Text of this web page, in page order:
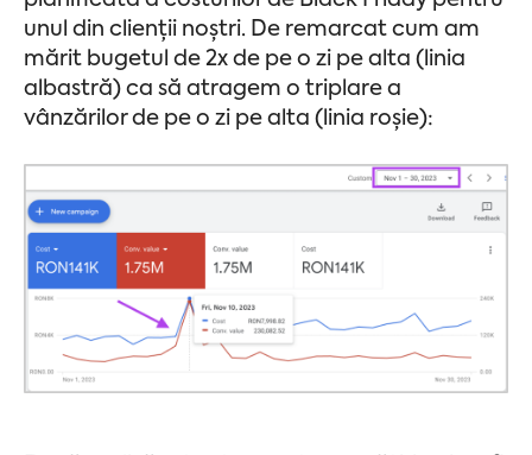
unul din clienții noștri. De remarcat cum am
mărit bugetul de 2x de pe o zi pe alta (linia
albastră) ca să atragem o triplare a
vânzărilor de pe o zi pe alta (linia roșie):